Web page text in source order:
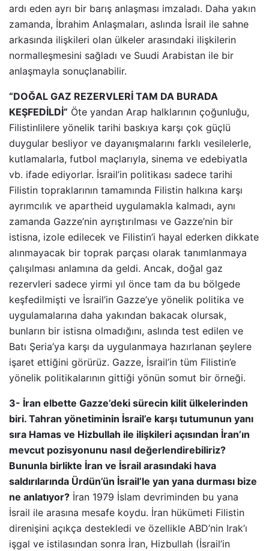
ardı eden ayrı bir barış anlaşması imzaladı. Daha yakın
zamanda, İbrahim Anlaşmaları, aslında İsrail ile sahne
arkasında ilişkileri olan ülkeler arasındaki ilişkilerin
normalleşmesini sağladı ve Suudi Arabistan ile bir
anlaşmayla sonuçlanabilir.
“DOĞAL GAZ REZERVLERİ TAM DA BURADA
KEŞFEDİLDİ” Öte yandan Arap halklarının çoğunluğu,
Filistinlilere yönelik tarihi baskıya karşı çok güçlü
duygular besliyor ve dayanışmalarını farklı vesilelerle,
kutlamalarla, futbol maçlarıyla, sinema ve edebiyatla
vb. ifade ediyorlar. İsrail’in politikası sadece tarihi
Filistin topraklarının tamamında Filistin halkına karşı
ayrımcılık ve apartheid uygulamakla kalmadı, aynı
zamanda Gazze’nin ayrıştırılması ve Gazze’nin bir
istisna, izole edilecek ve Filistin’i hayal ederken dikkate
alınmayacak bir toprak parçası olarak tanımlanmaya
çalışılması anlamına da geldi. Ancak, doğal gaz
rezervleri sadece yirmi yıl önce tam da bu bölgede
keşfedilmişti ve İsrail’in Gazze’ye yönelik politika ve
uygulamalarına daha yakından bakacak olursak,
bunların bir istisna olmadığını, aslında test edilen ve
Batı Şeria’ya karşı da uygulanmaya hazırlanan şeylere
işaret ettiğini görürüz. Gazze, İsrail’in tüm Filistin’e
yönelik politikalarının gittiği yönün somut bir örneği.
3- İran elbette Gazze’deki sürecin kilit ülkelerinden
biri. Tahran yönetiminin İsrail’e karşı tutumunun yanı
sıra Hamas ve Hizbullah ile ilişkileri açısından İran’ın
mevcut pozisyonunu nasıl değerlendirebiliriz?
Bununla birlikte İran ve İsrail arasındaki hava
saldırılarında Ürdün’ün İsrail’le yan yana durması bize
ne anlatıyor? İran 1979 İslam devriminden bu yana
İsrail ile arasına mesafe koydu. İran hükümeti Filistin
direnişini açıkça destekledi ve özellikle ABD’nin Irak’ı
işgal ve istilasından sonra İran, Hizbullah (İsrail’in